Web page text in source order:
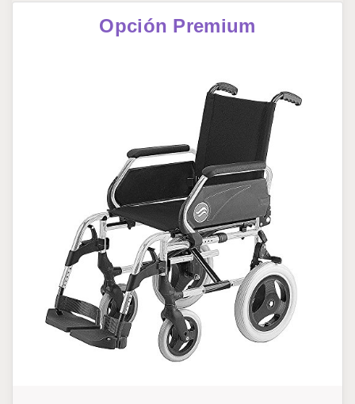
Opción Premium